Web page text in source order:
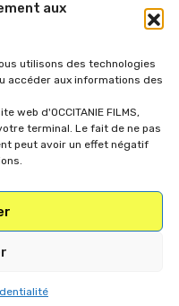
aux
utilisons des technologies
accéder aux informations des
web d'OCCITANIE FILMS,
terminal. Le fait de ne pas
peut avoir un effet négatif